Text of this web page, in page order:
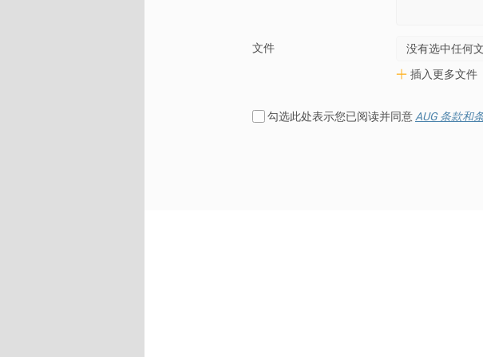
文件
没有选中任何
插入更多文件
勾选此处表示您已阅读并同意 AUG 条款和